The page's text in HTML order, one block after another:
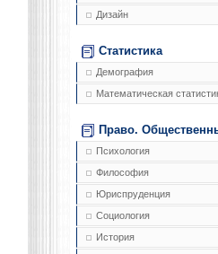
Дизайн
Статистика
Демография
Математическая
Право.
Психология
Философия
Юриспруденция
Социология
История